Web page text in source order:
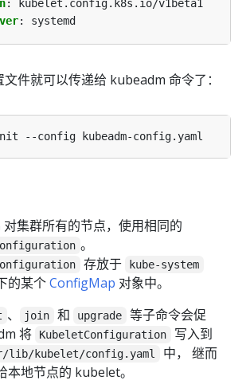
:
kubelet.config.k8s.io/v1beta1
: systemd
件就可以传递给 kubeadm 命令了：
集群所有的节点，使用相同的
。
存放于 kube-system
的某个ConfigMap 对象中。
、 join 和 upgrade
等子命令会促
将
KubeletConfiguration
写入到
lib/kubelet/config.yaml
中， 继而
本地节点的 kubelet。